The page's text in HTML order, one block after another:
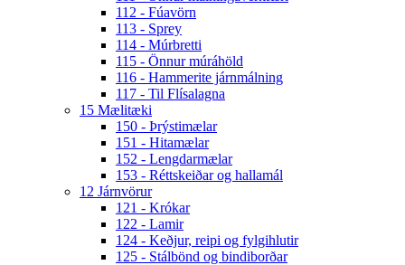
112 - Fúavörn
113 - Sprey
114 - Múrbretti
115 - Önnur múráhöld
116 - Hammerite járnmálning
117 - Til Flísalagna
15 Mælitæki
150 - Þrýstimælar
151 - Hitamælar
152 - Lengdarmælar
153 - Réttskeiðar og hallamál
12 Járnvörur
121 - Krókar
122 - Lamir
124 - Keðjur, reipi og fylgihlutir
125 - Stálbönd og bindiborðar